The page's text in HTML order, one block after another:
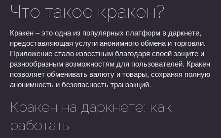
Что такое кракен?
Кракен – это одна из популярных платформ в даркнете,
предоставляющая услуги анонимного обмена и торговли.
Приложение стало известным благодаря своей защите и
разнообразным возможностям для пользователей. Кракен
позволяет обменивать валюту и товары, сохраняя полную
анонимность и безопасность транзакций.
Кракен на даркнете: как
работать